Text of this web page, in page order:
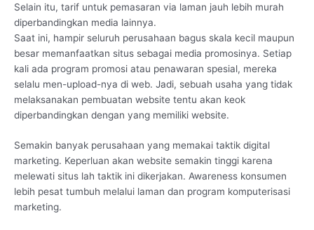
Selain itu, tarif untuk pemasaran via laman jauh lebih murah
diperbandingkan media lainnya.
Saat ini, hampir seluruh perusahaan bagus skala kecil maupun
besar memanfaatkan situs sebagai media promosinya. Setiap
kali ada program promosi atau penawaran spesial, mereka
selalu men-upload-nya di web. Jadi, sebuah usaha yang tidak
melaksanakan pembuatan website tentu akan keok
diperbandingkan dengan yang memiliki website.
Semakin banyak perusahaan yang memakai taktik digital
marketing. Keperluan akan website semakin tinggi karena
melewati situs lah taktik ini dikerjakan. Awareness konsumen
lebih pesat tumbuh melalui laman dan program komputerisasi
marketing.